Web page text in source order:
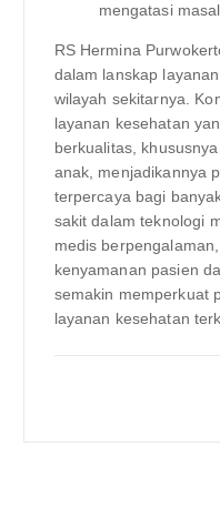
mengatasi
RS Hermina
dalam lanskap
wilayah sekitarnya.
layanan kesehatan
berkualitas,
anak, menjadikannya
terpercaya bagi
sakit dalam teknologi
medis
kenyamanan pasien
semakin memperkuat
layanan kesehatan